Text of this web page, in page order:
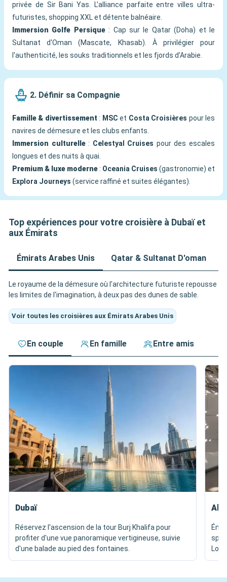
privée de Sir Bani Yas. L'alliance parfaite entre villes ultra-
futuristes, shopping XXL et détente balnéaire.
Immersion Golfe Persique: Cap sur le Qatar (Doha) et le
Sultanat d'Oman (Mascate, Khasab). À privilégier pour
l'authenticité, les souks traditionnels et les fjords d'Arabie.
2. Définir sa Compagnie
Famille & divertissement : MSC et Costa Croisières pour les
navires de démesure et les clubs enfants.
Immersion culturelle: Celestyal Cruises pour des escales
longues et des nuits à quai.
Premium & luxe moderne: Oceania Cruises (gastronomie) et
Explora Journeys (service raffiné et suites élégantes).
Top expériences pour votre croisière à Dubaï et
aux Émirats
Émirats Arabes Unis Qatar & Sultanat D'oman
Le royaume de la démesure où l'architecture futuriste repousse
les limites de l'imagination, à deux pas des dunes de sable.
Voir toutes les croisières aux Émirats Arabes Unis
En couple En famille Entre amis
Dubaï
Réservez l'ascension de la tour Burj Khalifa pour
profiter d'une vue panoramique vertigineuse, suivie
d'une balade au pied des fontaines.